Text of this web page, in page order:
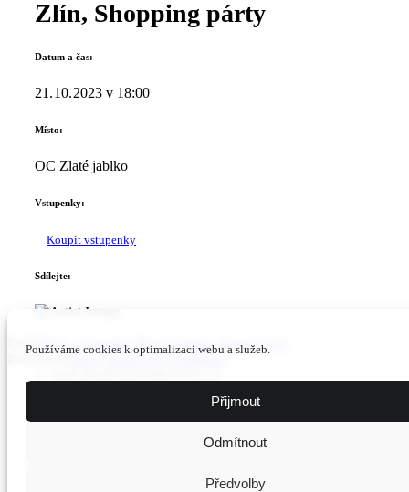
Používáme cookies k optimalizaci webu a služeb.
Přijmout
Odmítnout
Předvolby
Zlín, Shopping párty
Datum a čas:
21. 10. 2023 v 18:00
Místo:
OC Zlaté jablko
Vstupenky:
Koupit vstupenky
Sdílejte:
Další:
Brno, s kapelou Blue Cimbal, firemní akce
Brno, Rozhovory s útěkem